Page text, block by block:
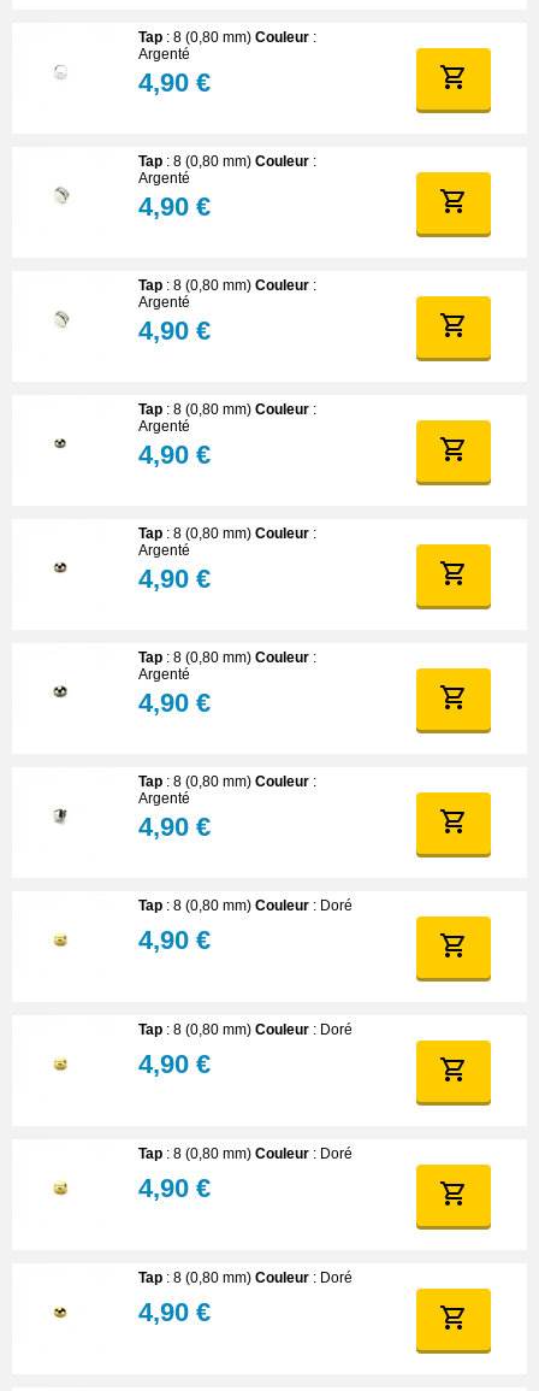
Tap : 8 (0,80 mm) Couleur :
Argenté
4,90 €
Tap : 8 (0,80 mm) Couleur :
Argenté
4,90 €
Tap : 8 (0,80 mm) Couleur :
Argenté
4,90 €
Tap : 8 (0,80 mm) Couleur :
Argenté
4,90 €
Tap : 8 (0,80 mm) Couleur :
Argenté
4,90 €
Tap : 8 (0,80 mm) Couleur :
Argenté
4,90 €
Tap : 8 (0,80 mm) Couleur :
Argenté
4,90 €
Tap : 8 (0,80 mm) Couleur : Doré
4,90 €
Tap : 8 (0,80 mm) Couleur : Doré
4,90 €
Tap : 8 (0,80 mm) Couleur : Doré
4,90 €
Tap : 8 (0,80 mm) Couleur : Doré
4,90 €